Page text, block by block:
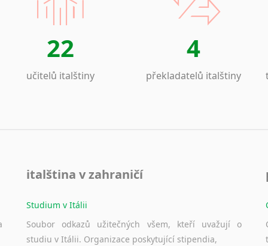
Laoština
Laponština
Lezginština
Malinština
Maorština
Megrelština
Moldavština
22
učitelů italštiny
4
překladatelů italštiny
italština v zahraničí
Studium v Itálii
Soubor odkazů užitečných všem, kteří uvažují o
studiu v Itálii. Organizace poskytující stipendia,